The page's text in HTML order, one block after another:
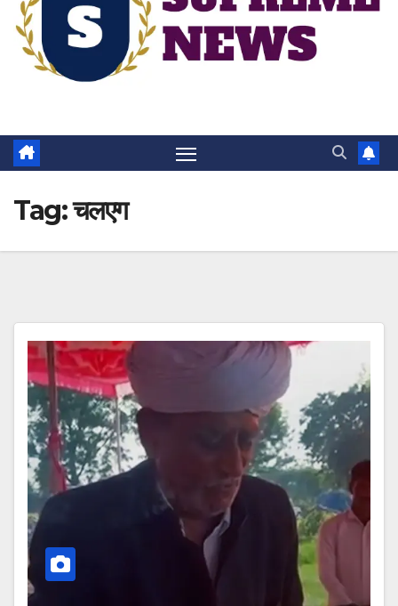
Tag:चलएग